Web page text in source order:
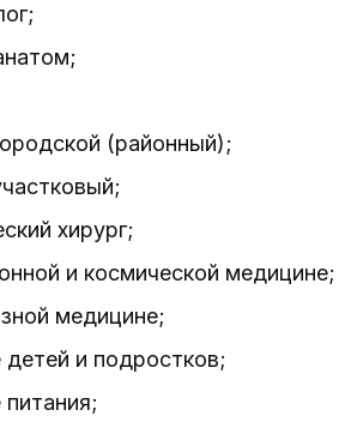
(районный);
хирург;
и космической медицине;
медицине;
детей и подростков;
питания;